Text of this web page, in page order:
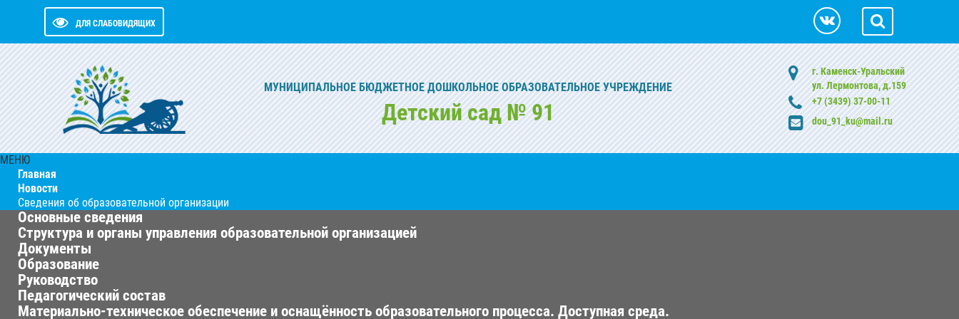
ДЛЯ СЛАБОВИДЯЩИХ
МУНИЦИПАЛЬНОЕ БЮДЖЕТНОЕ ДОШКОЛЬНОЕ ОБРАЗОВАТЕЛЬНОЕ УЧРЕЖДЕНИЕ
Детский сад № 91
г. Каменск-Уральский
ул. Лермонтова, д.159
+7 (3439) 37-00-11
dou_91_ku@mail.ru
МЕНЮ
Главная
Новости
Сведения об образовательной организации
Основные сведения
Структура и органы управления образовательной организацией
Документы
Образование
Руководство
Педагогический состав
Материально-техническое обеспечение и оснащённость образовательного процесса. Доступная среда.